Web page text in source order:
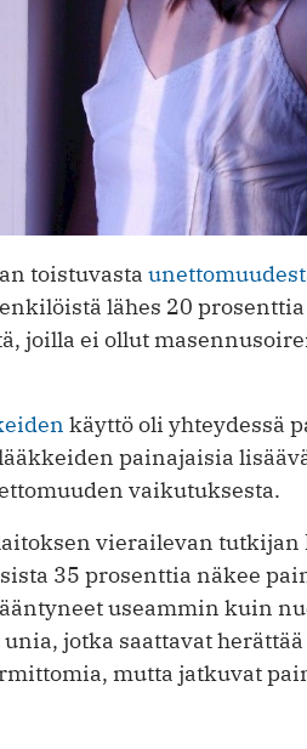
toistuvasta
lähes 20
joilla ei ollut
käyttö oli yhteydessä
painajaisia
vaikutuksesta.
vierailevan tutkijan
35 prosenttia näkee
useammin kuin
jotka saattavat
mutta jatkuvat